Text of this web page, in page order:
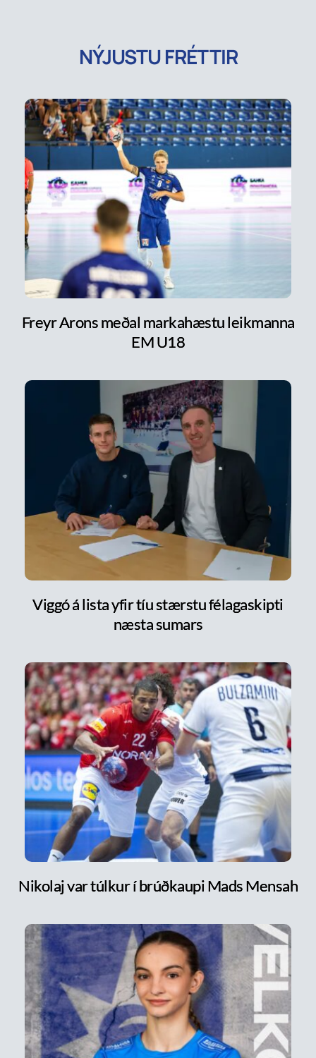
NÝJUSTU FRÉTTIR
Freyr Arons meðal markahæstu leikmanna
EM U18
Viggó á lista yfir tíu stærstu félagaskipti
næsta sumars
Nikolaj var túlkur í brúðkaupi Mads Mensah